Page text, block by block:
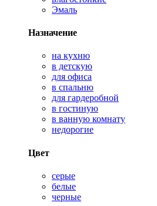
Эмаль
Назначение
на кухню
в детскую
для офиса
в спальню
для гардеробной
в гостиную
в ванную комнату
недорогие
Цвет
серые
белые
черные